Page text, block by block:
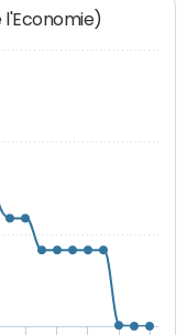
l'Economie)